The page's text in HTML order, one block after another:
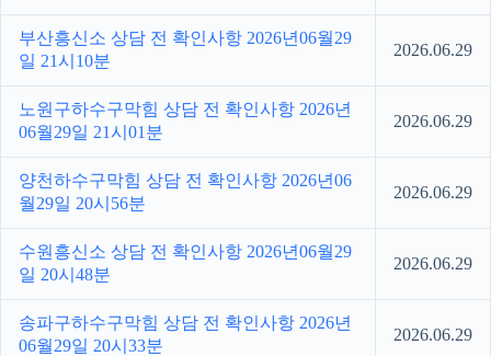
부산흥신소 상담 전 확인사항 2026년06월29
일 21시10분
2026.06.29
노원구하수구막힘 상담 전 확인사항 2026년
06월29일 21시01분
2026.06.29
양천하수구막힘 상담 전 확인사항 2026년06
월29일 20시56분
2026.06.29
수원흥신소 상담 전 확인사항 2026년06월29
일 20시48분
2026.06.29
송파구하수구막힘 상담 전 확인사항 2026년
06월29일 20시33분
2026.06.29